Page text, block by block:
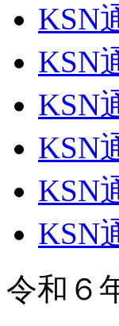
KSN
KSN
KSN
KSN
KSN
KSN
令和６